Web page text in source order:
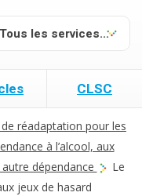
CLSC
réadaptation pour les
à l’alcool, aux
dépendance
Le
jeux de hasard